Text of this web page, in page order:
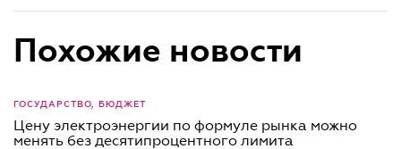
Похожие новости
ГОСУДАРСТВО, БЮДЖЕТ
Цену электроэнергии по формуле рынка можно
менять без десятипроцентного лимита